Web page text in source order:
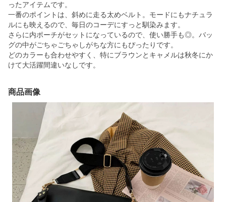
ったアイテムです。
一番のポイントは、斜めに走る太めベルト。モードにもナチュラ
ルにも映えるので、毎日のコーデにすっと馴染みます。
さらに内ポーチがセットになっているので、使い勝手も◎。バッ
グの中がごちゃごちゃしがちな方にもぴったりです。
どのカラーも合わせやすく、特にブラウンとキャメルは秋冬にか
けて大活躍間違いなしです。
商品画像